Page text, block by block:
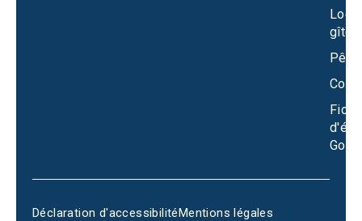
gîtes
Fiche
Déclaration d'accessibilitéMentions légales